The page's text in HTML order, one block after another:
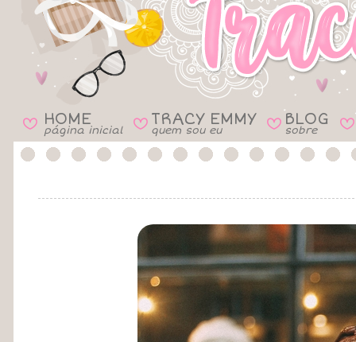
B HOME
página inicial B TRACY EMMY
quem sou eu B BLOG
sobre B